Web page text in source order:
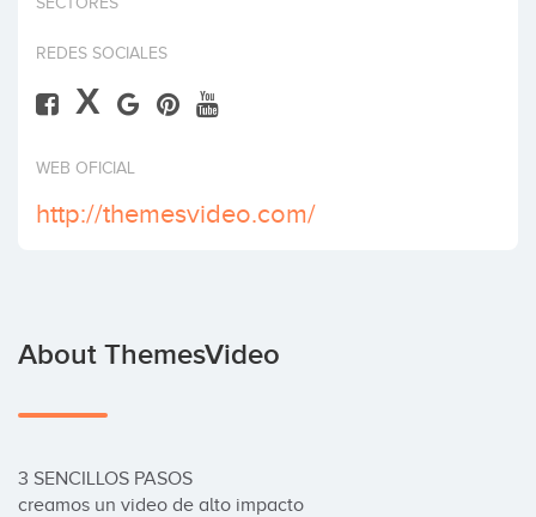
REDES SOCIALES
X
WEB OFICIAL
http://themesvideo.com/
About ThemesVideo
3 SENCILLOS PASOS
creamos un video de alto impacto